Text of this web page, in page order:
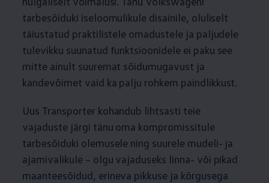
tarbesõiduki iseloomulikule disainile, oluliselt
täiustatud praktilistele omadustele ja paljudele
tulevikku suunatud funktsioonidele ei paku see
mitte ainult suuremat sõidumugavust ja
kandevõimet vaid ka palju rohkem paindlikkust.
Uus Transporter kohandub lihtsasti teie
vajaduste järgi tänu oma kompromissitule
tarbesõiduki olemusele ning suurele mudeli- ja
ajamivalikule – olgu vajaduseks linna- või pikad
maanteesõidud, erineva pikkuse ja kõrgusega